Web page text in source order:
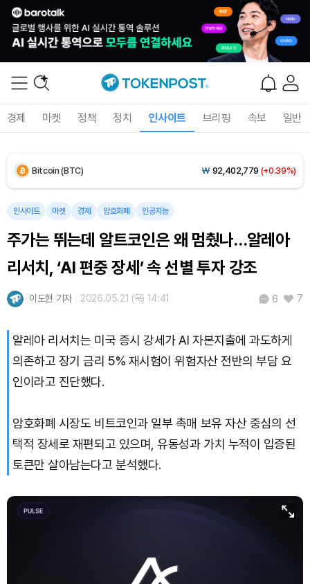
경제 마켓 정책 정치 인사이트 브리핑 속보 일반
Bitcoin (BTC) ₩ 92,402,779 (+0.39%)
Ethereum (ETH)
Tether USDt (USDT) ₩ 1,424(+0.03%)
BNB (BNB) ₩ 841,187
XRP (XRP) ₩1,475(-0.99%)
Solana (SOL)
Hyperliquid (HYPE) ₩80,782 (+2.07%)
인사이트 마켓 경제 암호화폐 인공지능
주가는 뛰는데 알트코인은 왜 멈췄나…알레아
리서치, ‘AI 편중 장세’ 속 선별 투자 강조
이도현 기자 2026.05.21 (목) 14:41 6 7
알레아 리서치는 미국 증시 강세가 AI 자본지출에 과도하게
의존하고 장기 금리 5% 재시험이 위험자산 전반의 부담 요
인이라고 진단했다.
암호화폐 시장도 비트코인과 일부 촉매 보유 자산 중심의 선
택적 장세로 재편되고 있으며, 유동성과 가치 누적이 입증된
토큰만 살아남는다고 분석했다.